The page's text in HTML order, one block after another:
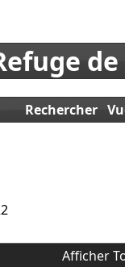
Rechercher
Afficher